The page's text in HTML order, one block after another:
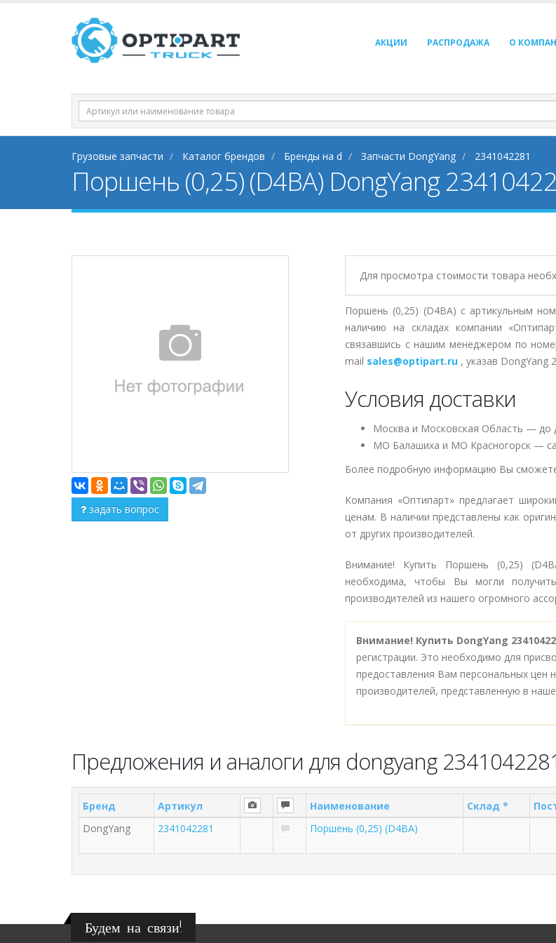
АКЦИИ РАСПРОДАЖА О
Грузовые запчасти Каталог брендов Бренды на d Запчасти DongYang 2341042281
Поршень (0,25) (D4BA) DongYang
задать вопрос
Для просмотра стоимости товара
Поршень (0,25) (D4BA) с артикульным
наличию на складах компании
связавшись с нашим менеджером по
mail sales@optipart.ru , указав DongYang
Условия доставки
Москва и Московская Область — до
МО Балашиха и МО Красногорск —
Более подробную информацию Вы
Компания «Оптипарт» предлагает
ценам. В наличии представлены как
от других производителей.
Внимание! Купить Поршень (0,25)
необходима, чтобы Вы могли
производителей из нашего огромного
Внимание! Купить DongYang
регистрации. Это необходимо для
предоставления Вам персональных цен
производителей, представленную в
Предложения и аналоги для dongyang
Бренд Артикул Наименование Склад *
DongYang
2341042281 Поршень (0,25) (D4BA)
Будем на связи!